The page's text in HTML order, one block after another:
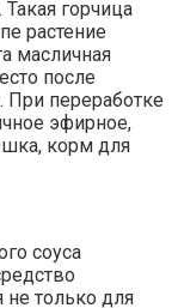
Такая горчица
растение
масличная
после
При переработке
эфирное,
корм для
соуса
только для